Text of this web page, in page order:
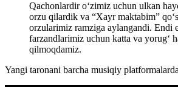
Qachonlardir o‘zimiz uchun ulkan
orzu qilardik va “Xayr maktabim”
orzularimiz ramziga aylangandi. Endi
farzandlarimiz uchun katta va yorug‘
qilmoqdamiz.
Yangi taronani barcha musiqiy